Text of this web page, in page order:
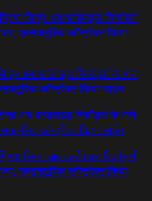
प्रिया सिन्हा अब वर्ल्डवाइड रिकॉर्ड्स
एक्सक्लूसिव कॉन्ट्रैक्ट किया
अब वर्ल्डवाइड रिकॉर्ड्स के गाने
कॉन्ट्रैक्ट किया साईन
अब वर्ल्डवाइड रिकॉर्ड्स के गाने
कॉन्ट्रैक्ट किया साईन
सिन्हा अब वर्ल्डवाइड रिकॉर्ड्स
एक्सक्लूसिव कॉन्ट्रैक्ट किया